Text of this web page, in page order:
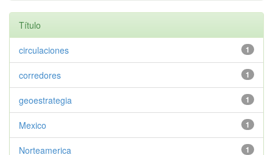
Título
1
circulaciones
1
corredores
1
geoestrategia
1
Mexico
1
Norteamerica